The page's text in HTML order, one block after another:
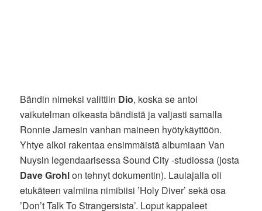
Bändin nimeksi valittiin Dio, koska se antoi
vaikutelman oikeasta bändistä ja valjasti samalla
Ronnie Jamesin vanhan maineen hyötykäyttöön.
Yhtye alkoi rakentaa ensimmäistä albumiaan Van
Nuysin legendaarisessa Sound City -studiossa (josta
Dave Grohlon tehnyt dokumentin). Laulajalla oli
etukäteen valmiina nimibiisi ’Holy Diver’ sekä osa
’Don’t Talk To Strangersista’. Loput kappaleet